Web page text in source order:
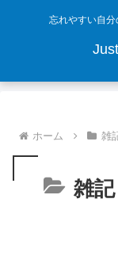
忘れやすい自
ホーム 雑
雑記